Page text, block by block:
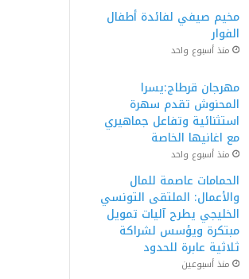
مخيم صيفي لفائدة أطفال
الفوار
منذ أسبوع واحد
مهرجان قرطاج:يسرا
المحنوش تقدم سهرة
استثنائية وتفاعل جماهيري
مع اغانيها الخاصة
منذ أسبوع واحد
الحمامات عاصمة للمال
والأعمال: الملتقى التونسي
الخليجي يطرح آليات تمويل
مبتكرة ويؤسس لشراكة
ثلاثية عابرة للحدود
منذ أسبوعين